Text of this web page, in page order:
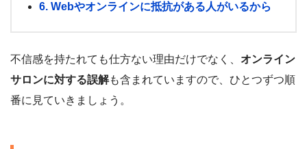
6. Webやオンラインに抵抗がある人がいるから
不信感を持たれても仕方ない理由だけでなく、 オンライン
サロンに対する誤解も含まれていますので、ひとつずつ順
番に見ていきましょう。